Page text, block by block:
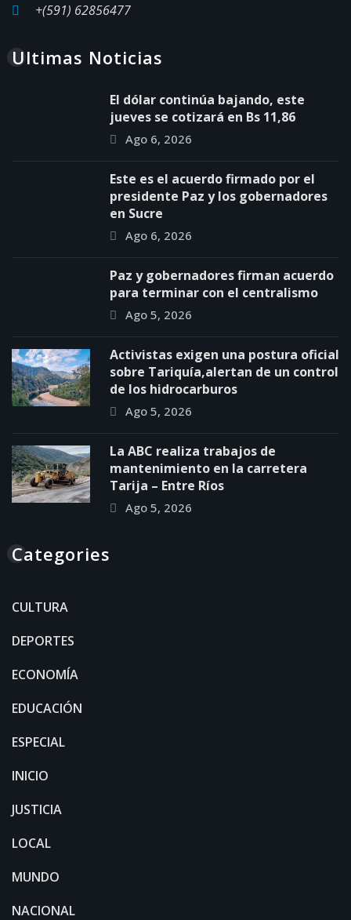
+(591) 62856477
Ultimas Noticias
El dólar continúa bajando, este
jueves se cotizará en Bs 11,86
Ago 6, 2026
Este es el acuerdo firmado por el
presidente Paz y los gobernadores
en Sucre
Ago 6, 2026
Paz y gobernadores firman acuerdo
para terminar con el centralismo
Ago 5, 2026
Activistas exigen una postura oficial
sobre Tariquía,alertan de un control
de los hidrocarburos
Ago 5, 2026
La ABC realiza trabajos de
mantenimiento en la carretera
Tarija – Entre Ríos
Ago 5, 2026
Categories
CULTURA
DEPORTES
ECONOMÍA
EDUCACIÓN
ESPECIAL
INICIO
JUSTICIA
LOCAL
MUNDO
NACIONAL